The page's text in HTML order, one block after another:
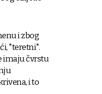
i zbog
"teretni".
imaju čvrstu
i to